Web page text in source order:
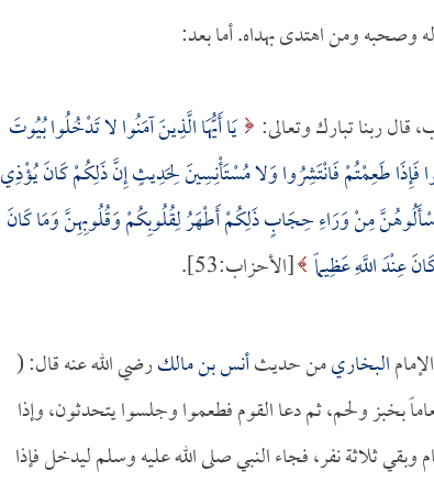
وصحبه ومن اهتدى بهداه. أما بعد:
قال ربنا تبارك وتعالى: يَا أَيُّهَا الَّذِينَ آمَنُوا لا تَدْخُلُوا بُيُوتَ
فَإِذَا طَعِمْتُمْ فَانْتَشِرُوا وَلا مُسْتَأْنِسِينَ لِحَدِيثٍ إِنَّ ذَلِكُمْ كَانَ يُؤْذِي
مِنْ وَرَاءِ حِجَابٍ ذَلِكُمْ أَطْهَرُ لِقُلُوبِكُمْ وَقُلُوبِهِنَّ وَمَا كَانَ
عِنْدَ اللَّهِ عَظِيماً [الأحزاب:53].
البخاريمن حديثأنس بن مالكرضي الله عنه قال: (
بخبز ولحم، ثم دعا القوم فطعموا وجلسوا يتحدثون، وإذا
وبقي ثلاثة نفر، فجاء النبي صلى الله عليه وسلم ليدخل فإذا